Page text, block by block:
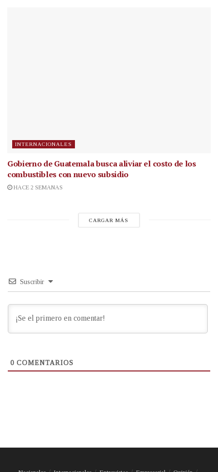
INTERNACIONALES
Gobierno de Guatemala busca aliviar el costo de los
combustibles con nuevo subsidio
HACE 2 SEMANAS
CARGAR MÁS
Suscribir
0 COMENTARIOS